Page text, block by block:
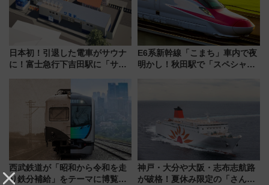
日本初！引退した電車がサウナ
に！富士急行下吉田駅に「サ電
業 行き交う電車の音や振動を
感じながら「ととのう」新感覚
E6系新幹線「こまち」車内で夜
明かし！秋田駅で「スペシャル
西武鉄道が「昭和から令和を走
り鉄分補給」をテーマに博覧会
神戸・大分や大阪・志布志航路
が破格！夏休み限定の「さんふ